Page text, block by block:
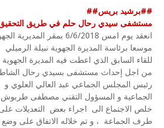
##برشيد بريس##
مستشفى سيدي رحال حلم في طريق
انعقد يوم امس 6/6/2018 بمقر
موسعا برئاسة المديرة الجهوية نبيلة الرميلي
للقاء السابق الذي اعطت فيه المديرة الجهوية
من اجل إحداث مستشفى بسيدي رحال
رئيس المجلس الجماعي عبد العالي العلوي
الجماعية و المسؤول التقني مصطفى طربوش
خلص الاجتماع الى اجراء بعض التعديلات
طرف الجماعة ، و تم خلاله الاتفاق على وضع